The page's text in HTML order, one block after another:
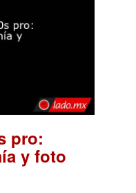
pro:
y foto